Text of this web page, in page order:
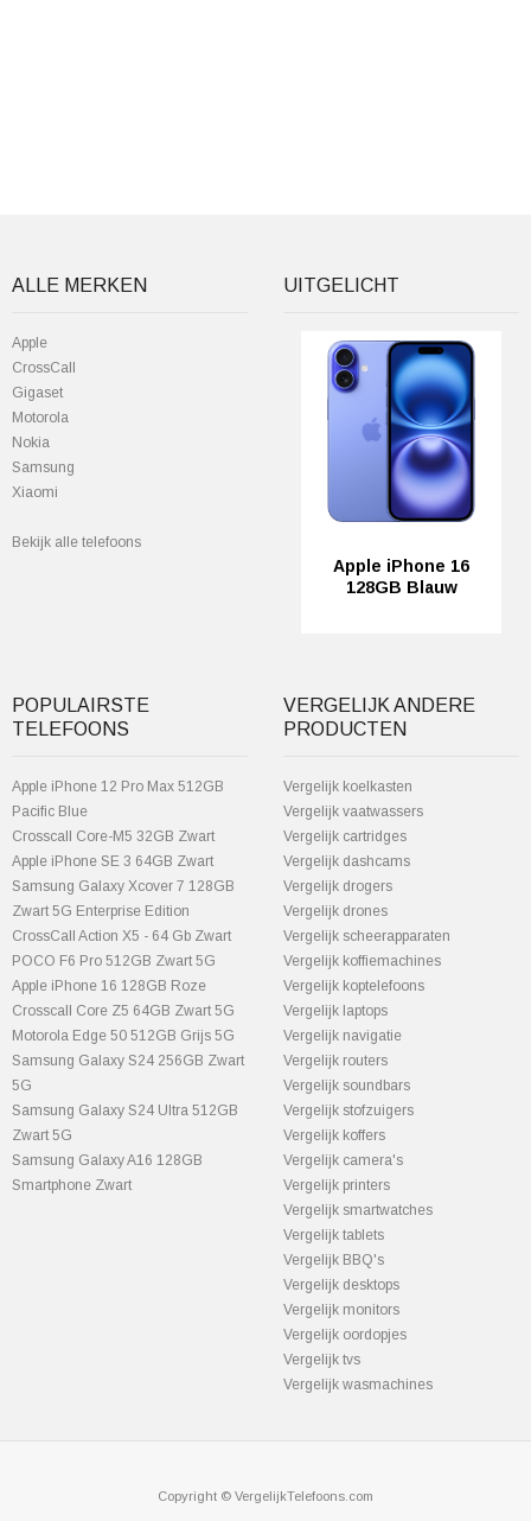
ALLE MERKEN
Apple
CrossCall
Gigaset
Motorola
Nokia
Samsung
Xiaomi
Bekijk alle telefoons
UITGELICHT
Apple iPhone 16
128GB Blauw
POPULAIRSTE
TELEFOONS
Apple iPhone 12 Pro Max 512GB
Pacific Blue
Crosscall Core-M5 32GB Zwart
Apple iPhone SE 3 64GB Zwart
Samsung Galaxy Xcover 7 128GB
Zwart 5G Enterprise Edition
CrossCall Action X5 - 64 Gb Zwart
POCO F6 Pro 512GB Zwart 5G
Apple iPhone 16 128GB Roze
Crosscall Core Z5 64GB Zwart 5G
Motorola Edge 50 512GB Grijs 5G
Samsung Galaxy S24 256GB Zwart
5G
Samsung Galaxy S24 Ultra 512GB
Zwart 5G
Samsung Galaxy A16 128GB
Smartphone Zwart
VERGELIJK ANDERE
PRODUCTEN
Vergelijk koelkasten
Vergelijk vaatwassers
Vergelijk cartridges
Vergelijk dashcams
Vergelijk drogers
Vergelijk drones
Vergelijk scheerapparaten
Vergelijk koffiemachines
Vergelijk koptelefoons
Vergelijk laptops
Vergelijk navigatie
Vergelijk routers
Vergelijk soundbars
Vergelijk stofzuigers
Vergelijk koffers
Vergelijk camera's
Vergelijk printers
Vergelijk smartwatches
Vergelijk tablets
Vergelijk BBQ's
Vergelijk desktops
Vergelijk monitors
Vergelijk oordopjes
Vergelijk tvs
Vergelijk wasmachines
Copyright © VergelijkTelefoons.com